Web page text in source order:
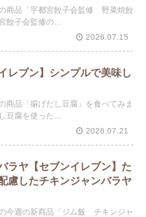
商品「宇都宮餃子会監修 野菜焼餃
餃子会監修の...
2026.07.15
レブン】シンプルで美味し
商品「揚げだし豆腐」を食べてみま
豆腐を使った...
2026.07.21
ヤ【セブンイレブン】た
慮したチキンジャンバラヤ
今週の新商品「ジム飯 チキンジャ